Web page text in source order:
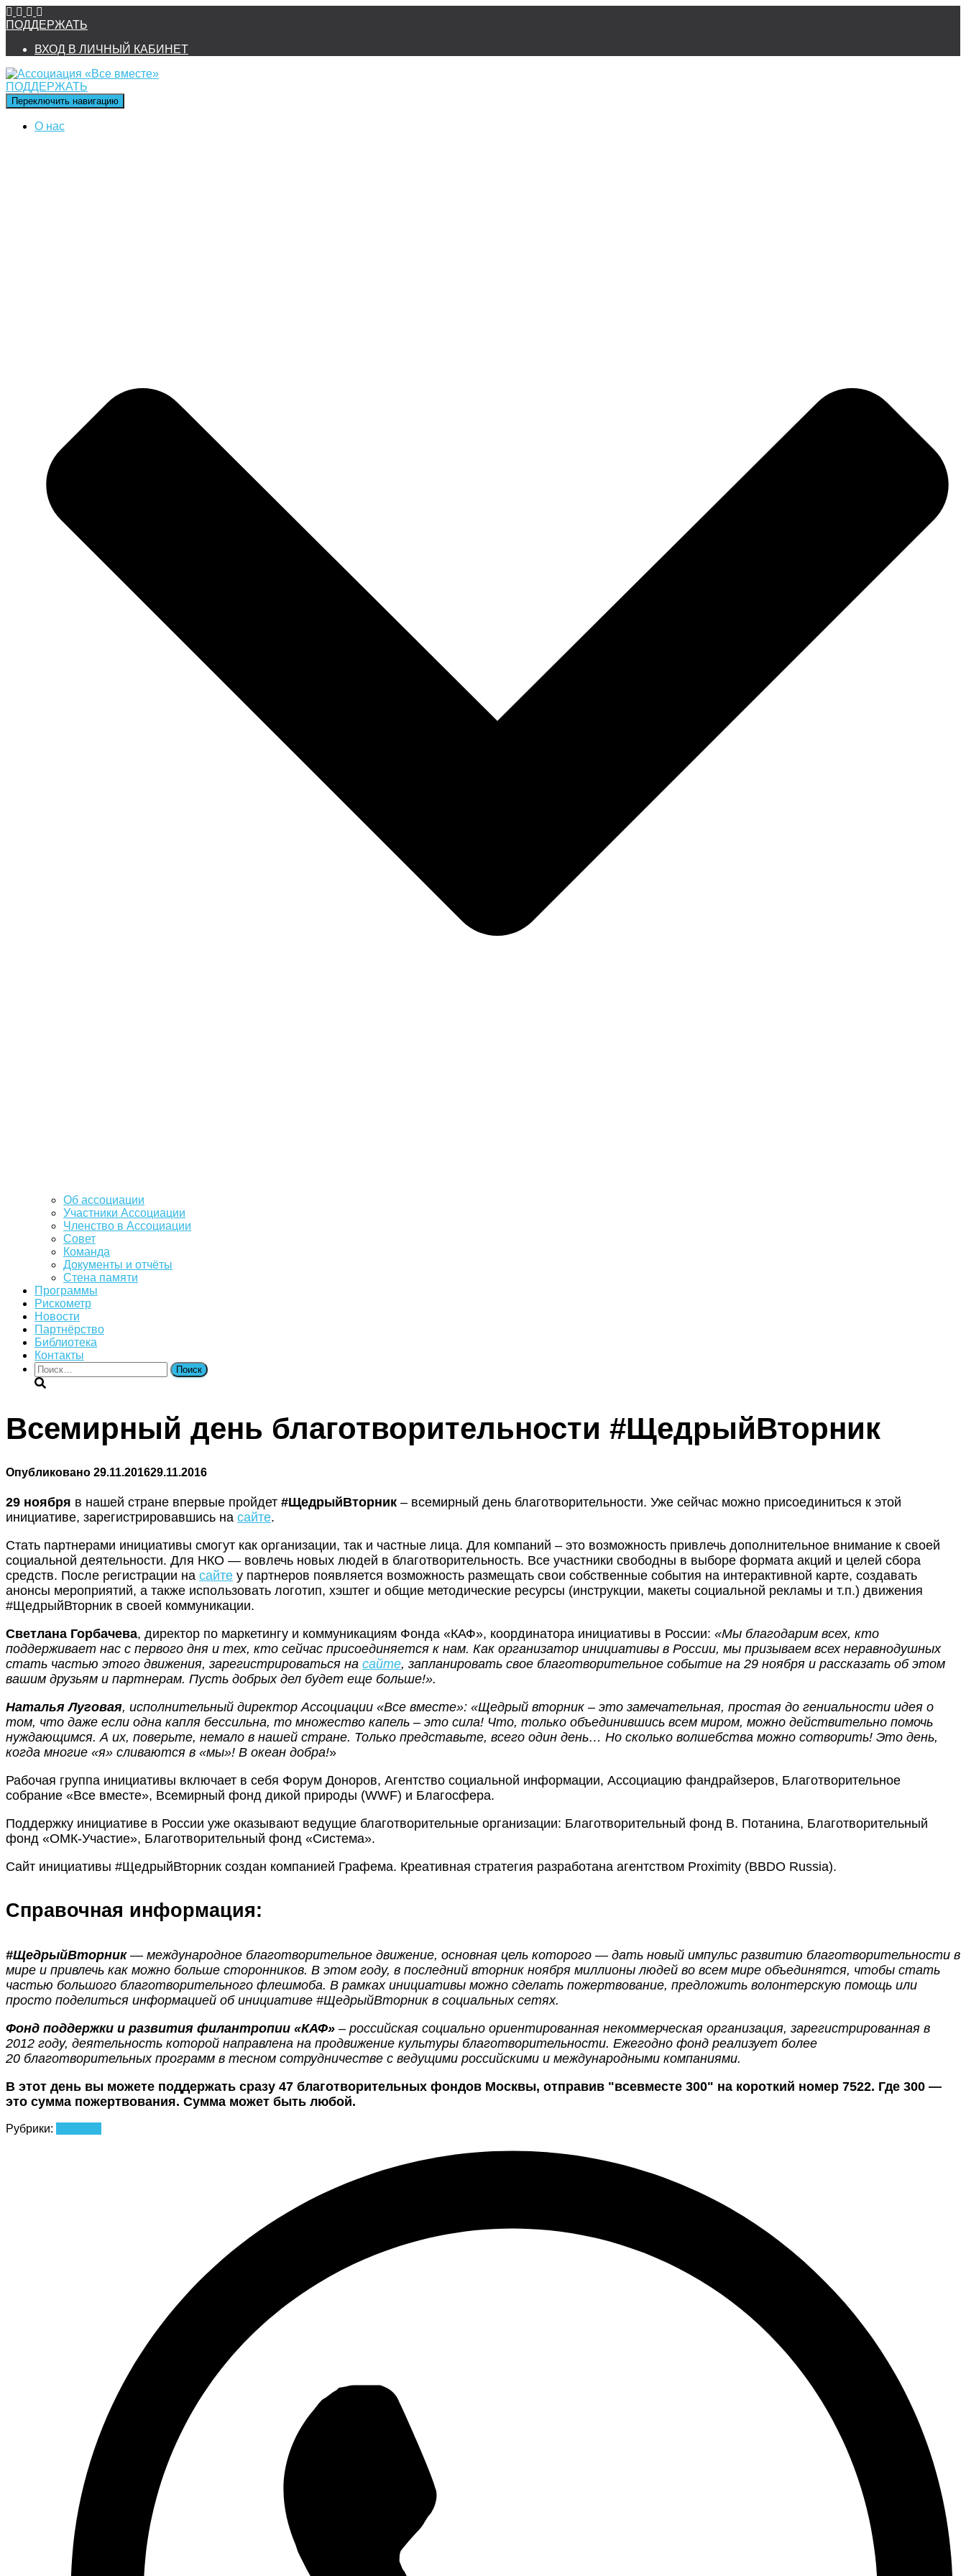
ПОДДЕРЖАТЬ
ВХОД В ЛИЧНЫЙ КАБИНЕТ
ПОДДЕРЖАТЬ
Переключить навигацию
О нас
Об ассоциации
Участники Ассоциации
Членство в Ассоциации
Совет
Команда
Документы и отчёты
Стена памяти
Программы
Рискометр
Новости
Партнёрство
Библиотека
Контакты
Найти:
Всемирный день благотворительности #ЩедрыйВторник
Опубликовано 29.11.201629.11.2016
29 ноября в нашей стране впервые пройдет #ЩедрыйВторник – всемирный день благотворительности. Уже сейчас можно присоединиться к этой
инициативе, зарегистрировавшись на сайте.
Стать партнерами инициативы смогут как организации, так и частные лица. Для компаний – это возможность привлечь дополнительное внимание к своей
социальной деятельности. Для НКО — вовлечь новых людей в благотворительность. Все участники свободны в выборе формата акций и целей сбора
средств. После регистрации на сайте у партнеров появляется возможность размещать свои собственные события на интерактивной карте, создавать
анонсы мероприятий, а также использовать логотип, хэштег и общие методические ресурсы (инструкции, макеты социальной рекламы и т.п.) движения
#ЩедрыйВторник в своей коммуникации.
Светлана Горбачева, директор по маркетингу и коммуникациям Фонда «КАФ», координатора инициативы в России: «Мы благодарим всех, кто
поддерживает нас с первого дня и тех, кто сейчас присоединяется к нам. Как организатор инициативы в России, мы призываем всех неравнодушных
стать частью этого движения, зарегистрироваться на сайте, запланировать свое благотворительное событие на 29 ноября и рассказать об этом
вашим друзьям и партнерам. Пусть добрых дел будет еще больше!».
Наталья Луговая, исполнительный директор Ассоциации «Все вместе»: «Щедрый вторник – это замечательная, простая до гениальности идея о
том, что даже если одна капля бессильна, то множество капель – это сила! Что, только объединившись всем миром, можно действительно помочь
нуждающимся. А их, поверьте, немало в нашей стране. Только представьте, всего один день… Но сколько волшебства можно сотворить! Это день,
когда многие «я» сливаются в «мы»! В океан добра!»
Рабочая группа инициативы включает в себя Форум Доноров, Агентство социальной информации, Ассоциацию фандрайзеров, Благотворительное
собрание «Все вместе», Всемирный фонд дикой природы (WWF) и Благосфера.
Поддержку инициативе в России уже оказывают ведущие благотворительные организации: Благотворительный фонд В. Потанина, Благотворительный
фонд «ОМК-Участие», Благотворительный фонд «Система».
Сайт инициативы #ЩедрыйВторник создан компанией Графема. Креативная стратегия разработана агентством Proximity (BBDO Russia).
Справочная информация:
#ЩедрыйВторник— международное благотворительное движение, основная цель которого — дать новый импульс развитию благотворительности в
мире и привлечь как можно больше сторонников. В этом году, в последний вторник ноября миллионы людей во всем мире объединятся, чтобы стать
частью большого благотворительного флешмоба. В рамках инициативы можно сделать пожертвование, предложить волонтерскую помощь или
просто поделиться информацией об инициативе #ЩедрыйВторник в социальных сетях.
Фонд поддержки и развития филантропии «КАФ» – российская социально ориентированная некоммерческая организация, зарегистрированная в
2012 году, деятельность которой направлена на продвижение культуры благотворительности. Ежегодно фонд реализует более
20 благотворительных программ в тесном сотрудничестве с ведущими российскими и международными компаниями.
В этот день вы можете поддержать сразу 47 благотворительных фондов Москвы, отправив "всевместе 300" на короткий номер 7522. Где 300 —
это сумма пожертвования. Сумма может быть любой.
Рубрики: